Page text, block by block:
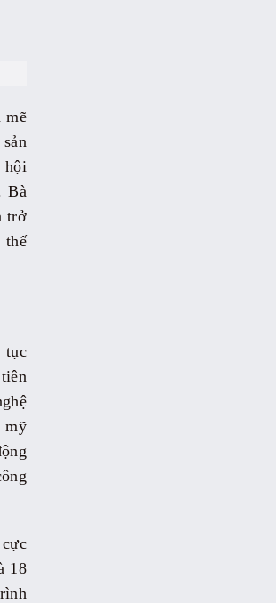
mẽ
hội
Bà
trở
thế
tục
mỹ
18